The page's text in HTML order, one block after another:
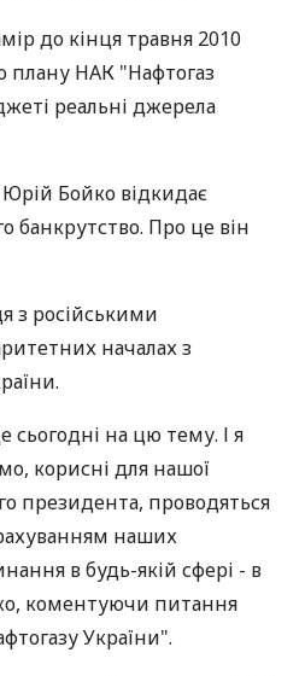
до кінця травня 2010
плану НАК "Нафтогаз
реальні джерела
Юрій Бойко відкидає
банкрутство. Про це він
з російськими
началах з
сьогодні на цю тему. І я
корисні для нашої
президента, проводяться
наших
в будь-якій сфері - в
коментуючи питання
України".